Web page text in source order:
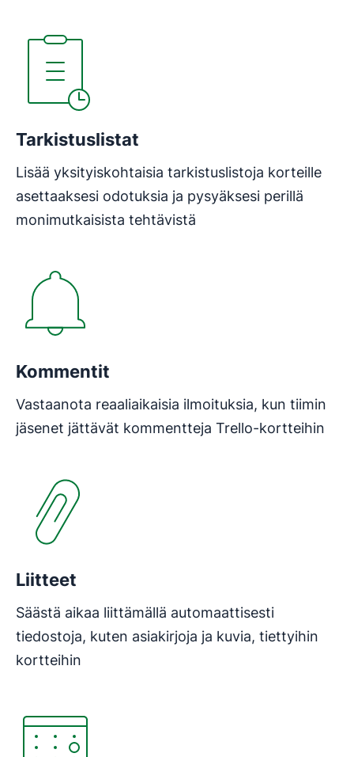
Tarkistuslistat
Lisää yksityiskohtaisia tarkistuslistoja korteille
asettaaksesi odotuksia ja pysyäksesi perillä
monimutkaisista tehtävistä
Kommentit
Vastaanota reaaliaikaisia ilmoituksia, kun tiimin
jäsenet jättävät kommentteja Trello-kortteihin
Liitteet
Säästä aikaa liittämällä automaattisesti
tiedostoja, kuten asiakirjoja ja kuvia, tiettyihin
kortteihin